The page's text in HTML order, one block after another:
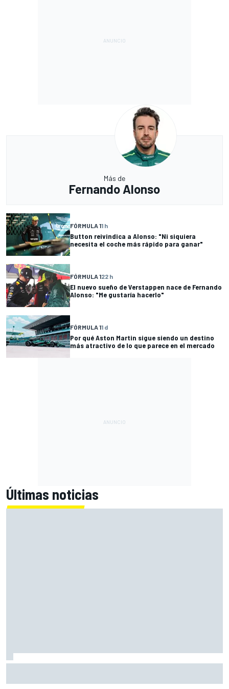
Más de
Fernando Alonso
FÓRMULA 11 h
Button reivindica a Alonso: "Ni siquiera
necesita el coche más rápido para ganar"
FÓRMULA 122 h
El nuevo sueño de Verstappen nace de Fernando
Alonso: "Me gustaría hacerlo"
FÓRMULA 11 d
Por qué Aston Martin sigue siendo un destino
más atractivo de lo que parece en el mercado
Últimas noticias